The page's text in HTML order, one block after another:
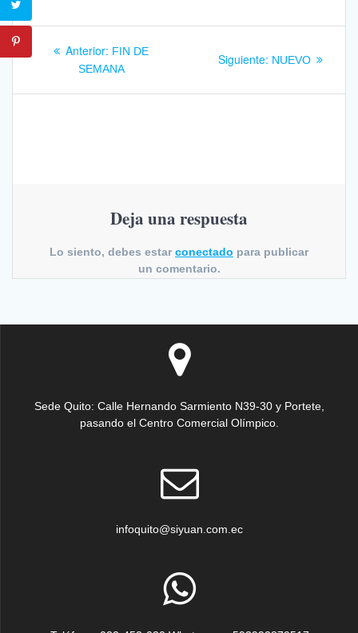
Navegación
Anterior: Entrada
anterior:
FIN DE
SEMANA
Siguiente: Siguiente
NUEVO
Deja una respuesta
Lo siento, debes estar conectado para publicar
un comentario.
Sede Quito: Calle Hernando Sarmiento N39-30 y Portete,
pasando el Centro Comercial Olímpico.
infoquito@siyuan.com.ec